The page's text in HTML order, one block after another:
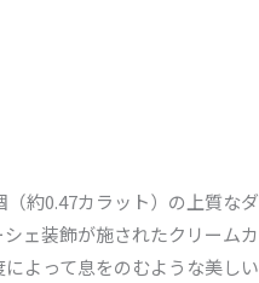
約0.47カラット）の上質なダ
ェ装飾が施されたクリームカ
よって息をのむような美しい